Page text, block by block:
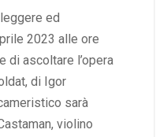
ed
2023 alle ore
di ascoltare l’opera
di Igor
sarà
violino